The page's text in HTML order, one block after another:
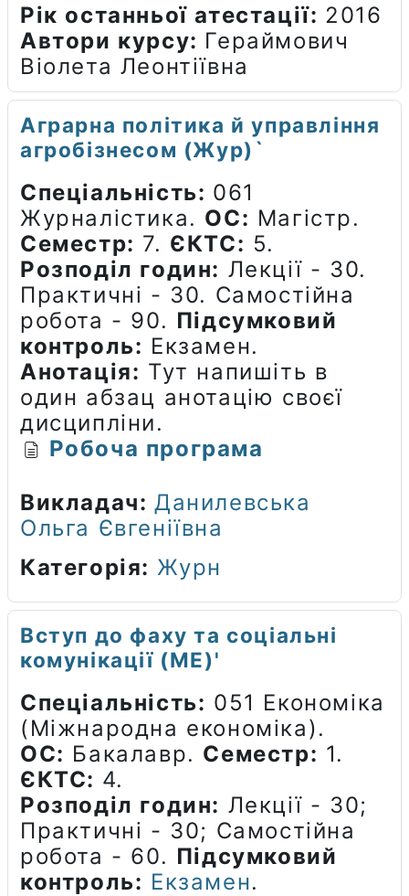
Рік останньої атестації: 2016
Автори курсу: Гераймович
Віолета Леонтіївна
Аграрна політика й управління
агробізнесом (Жур)`
Спеціальність: 061
Журналістика. ОС: Магістр.
Семестр: 7. ЄКТС: 5.
Розподіл годин: Лекції - 30.
Практичні - 30. Самостійна
робота - 90. Підсумковий
контроль: Екзамен.
Анотація: Тут напишіть в
один абзац анотацію своєї
дисципліни.
Робоча програма
Викладач: Данилевська
Ольга Євгеніївна
Категорія: Журн
Вступ до фаху та соціальні
комунікації (МЕ)'
Спеціальність: 051 Економіка
(Міжнародна економіка).
ОС: Бакалавр. Семестр: 1.
ЄКТС: 4.
Розподіл годин: Лекції - 30;
Практичні - 30; Самостійна
робота - 60. Підсумковий
контроль: Екзамен.